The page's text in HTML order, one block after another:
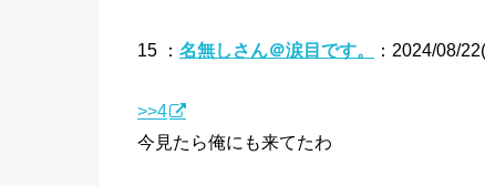
15 ： 名無しさん＠涙目です。 ：2024/08/
>>4
今見たら俺にも来てたわ